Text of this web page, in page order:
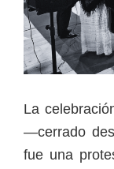
La
—cerrado
fue una